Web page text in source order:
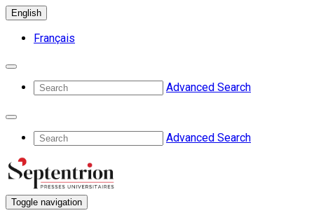
English
Français
Advanced Search
Advanced Search
Toggle navigation